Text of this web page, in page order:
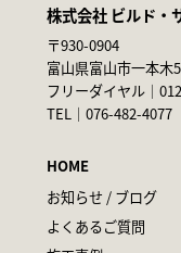
株式会社 ビルド・
〒930-0904
富山県富山市一本木
フリーダイヤル｜
TEL｜076-482-4077
HOME
お知らせ / ブログ
よくあるご質問